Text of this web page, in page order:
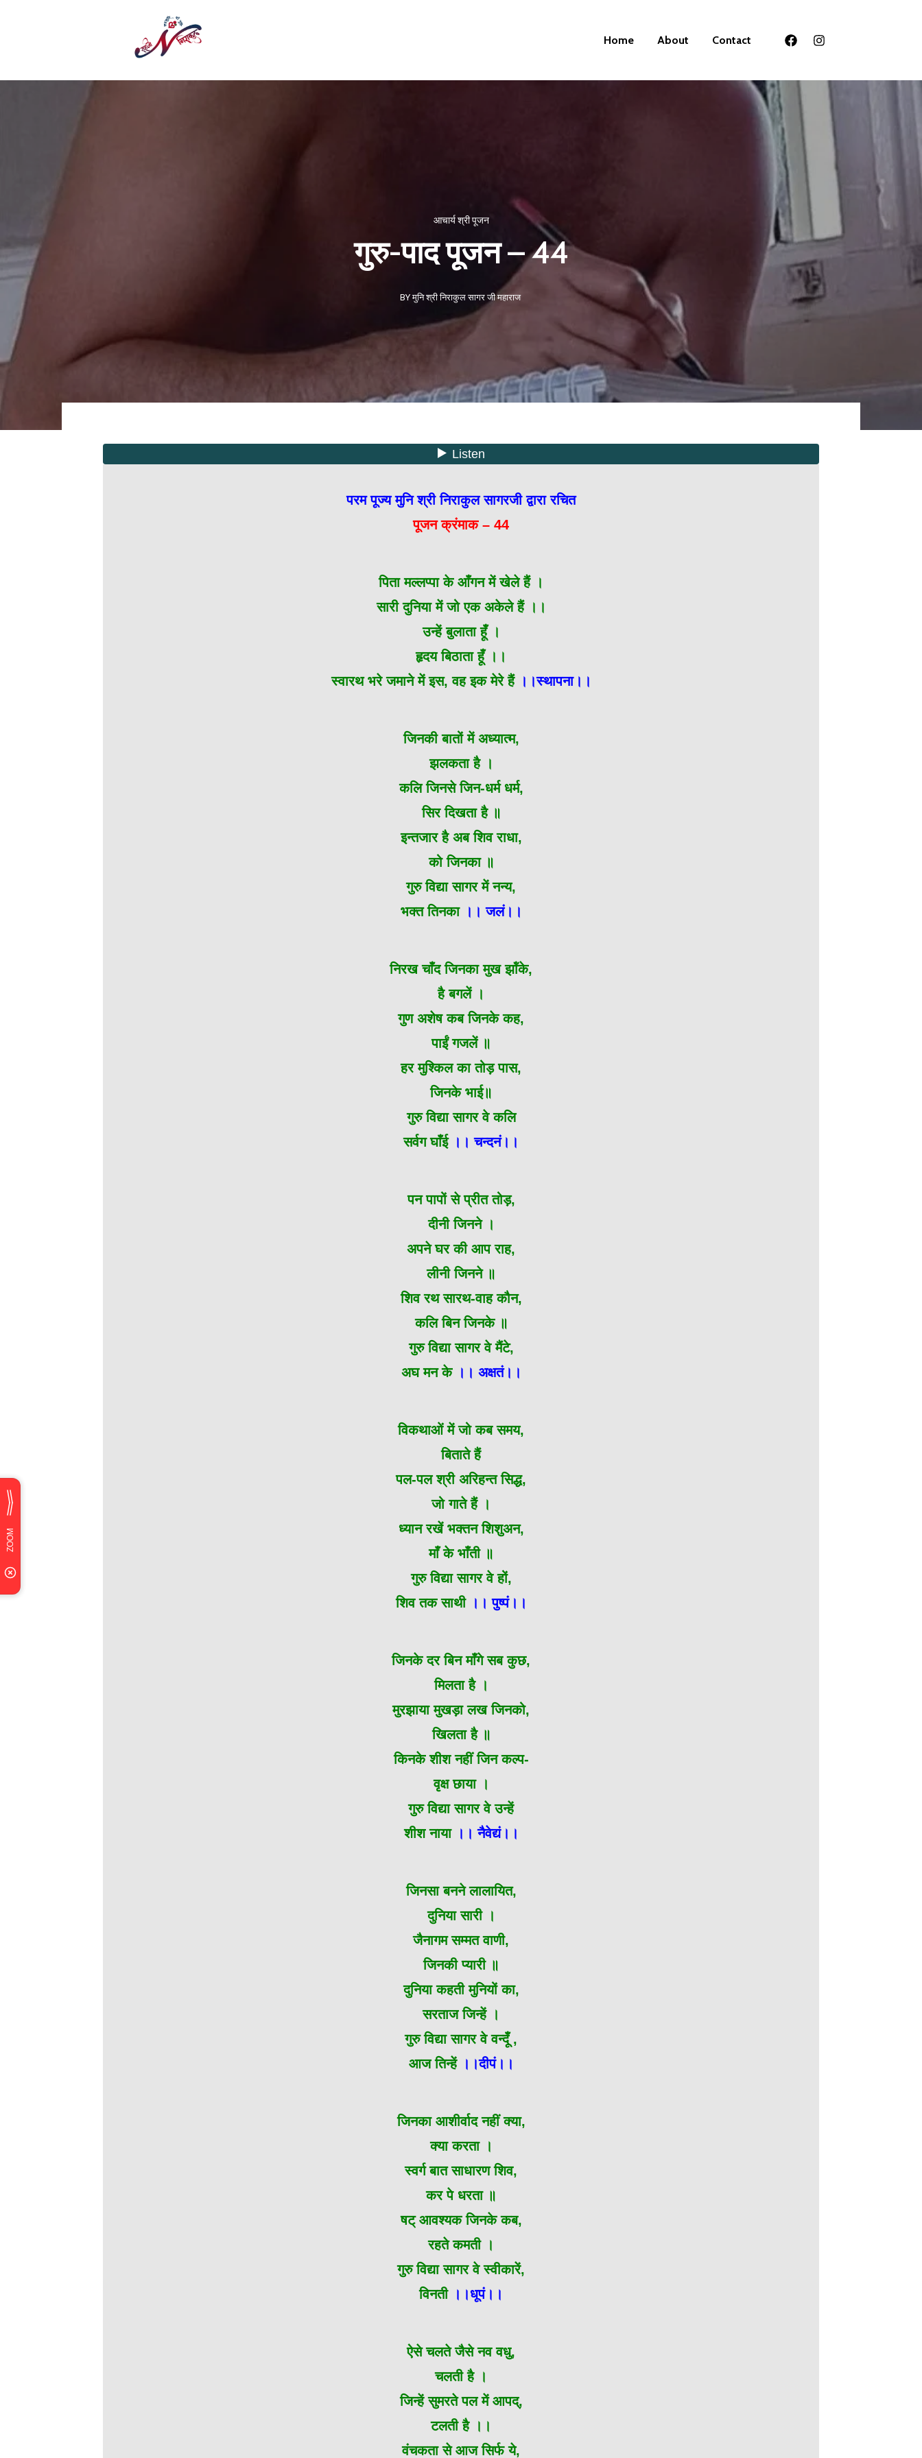
Home About Contact
आचार्य श्री पूजन
गुरु-पाद पूजन – 44
BY मुनि श्री निराकुल सागर जी महाराज
परम पूज्य मुनि श्री निराकुल सागरजी द्वारा रचित
पूजन क्रंमाक – 44
पिता मल्लप्पा के आँगन में खेले हैं ।
सारी दुनिया में जो एक अकेले हैं ।।
उन्हें बुलाता हूँ ।
हृदय बिठाता हूँ ।।
स्वारथ भरे जमाने में इस, वह इक मेरे हैं।।स्थापना।।
जिनकी बातों में अध्यात्म,
झलकता है ।
कलि जिनसे जिन-धर्म धर्म,
सिर दिखता है ॥
इन्तजार है अब शिव राधा,
को जिनका ॥
गुरु विद्या सागर में नन्य,
भक्त तिनका ।। जलं।।
निरख चाँद जिनका मुख झॉंके,
है बगलें ।
गुण अशेष कब जिनके कह,
पाईं गजलें ॥
हर मुश्किल का तोड़ पास,
जिनके भाई॥
गुरु विद्या सागर वे कलि
सर्वग घाँई ।। चन्दनं।।
पन पापों से प्रीत तोड़,
दीनी जिनने ।
अपने घर की आप राह,
लीनी जिनने ॥
शिव रथ सारथ-वाह कौन,
कलि बिन जिनके ॥
गुरु विद्या सागर वे मैंटे,
अघ मन के ।। अक्षतं।।
विकथाओं में जो कब समय,
बिताते हैं
पल-पल श्री अरिहन्त सिद्ध,
जो गाते हैं ।
ध्यान रखें भक्तन शिशुअन,
माँ के भाँती ॥
गुरु विद्या सागर वे हों,
शिव तक साथी ।। पुष्पं।।
जिनके दर बिन माँगे सब कुछ,
मिलता है ।
मुरझाया मुखड़ा लख जिनको,
खिलता है ॥
किनके शीश नहीं जिन कल्प-
वृक्ष छाया ।
गुरु विद्या सागर वे उन्हें
शीश नाया।। नैवेद्यं।।
जिनसा बनने लालायित,
दुनिया सारी ।
जैनागम सम्मत वाणी,
जिनकी प्यारी ॥
दुनिया कहती मुनियों का,
सरताज जिन्हें ।
गुरु विद्या सागर वे वन्दूँ ,
आज तिन्हें।।दीपं।।
जिनका आशीर्वाद नहीं क्या,
क्या करता ।
स्वर्ग बात साधारण शिव,
कर पे धरता ॥
षट् आवश्यक जिनके कब,
रहते कमती ।
गुरु विद्या सागर वे स्वीकारें,
विनती ।।धूपं।।
ऐसे चलते जैसे नव वधु,
चलती है ।
जिन्हें सुमरते पल में आपद्,
टलती है ।।
वंचकता से आज सिर्फ ये,